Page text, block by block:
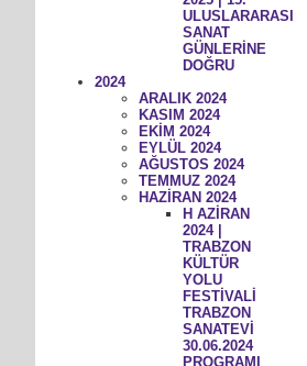
ULUSLARARASI
SANAT
GÜNLERİNE
DOĞRU
2024
ARALIK 2024
KASIM 2024
EKİM 2024
EYLÜL 2024
AĞUSTOS 2024
TEMMUZ 2024
HAZİRAN 2024
H AZİRAN
2024 |
TRABZON
KÜLTÜR
YOLU
FESTİVALİ
TRABZON
SANATEVİ
30.06.2024
PROGRAMI